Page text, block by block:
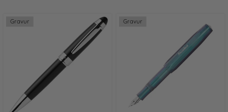
Gravur Gravur